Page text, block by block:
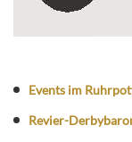
Events im
Revier-